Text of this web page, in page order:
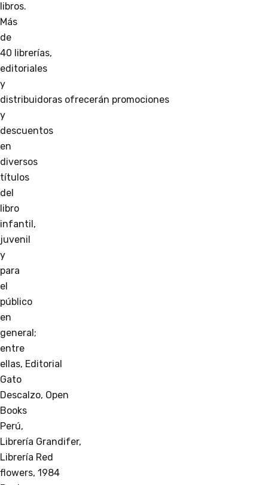
libros.
Más
de
40 librerías,
editoriales
y
distribuidoras ofrecerán promociones
y
descuentos
en
diversos
títulos
del
libro
infantil,
juvenil
y
para
el
público
en
general;
entre
ellas, Editorial
Gato
Descalzo, Open
Books
Perú,
Librería Grandifer,
Librería Red
flowers, 1984